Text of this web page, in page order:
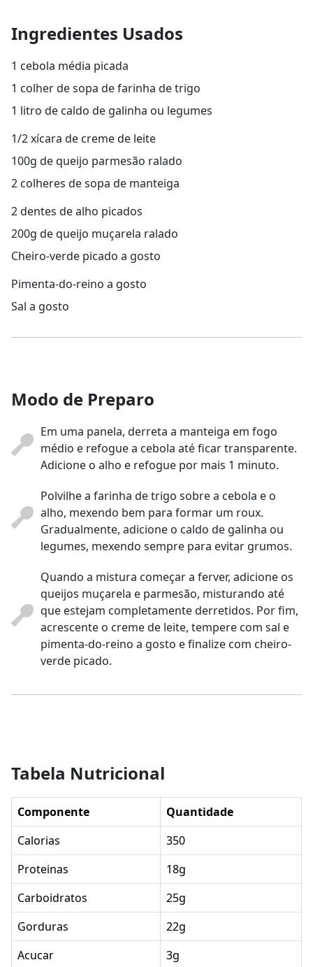
Ingredientes Usados
1 cebola média picada
1 colher de sopa de farinha de trigo
1 litro de caldo de galinha ou legumes
1/2 xícara de creme de leite
100g de queijo parmesão ralado
2 colheres de sopa de manteiga
2 dentes de alho picados
200g de queijo muçarela ralado
Cheiro-verde picado a gosto
Pimenta-do-reino a gosto
Sal a gosto
Modo de Preparo
Em uma panela, derreta a manteiga em fogo
médio e refogue a cebola até ficar transparente.
Adicione o alho e refogue por mais 1 minuto.
Polvilhe a farinha de trigo sobre a cebola e o
alho, mexendo bem para formar um roux.
Gradualmente, adicione o caldo de galinha ou
legumes, mexendo sempre para evitar grumos.
Quando a mistura começar a ferver, adicione os
queijos muçarela e parmesão, misturando até
que estejam completamente derretidos. Por fim,
acrescente o creme de leite, tempere com sal e
pimenta-do-reino a gosto e finalize com cheiro-
verde picado.
Tabela Nutricional
Componente
Quantidade
Calorias
350
Proteinas
18g
Carboidratos
25g
Gorduras
22g
Acucar
3g